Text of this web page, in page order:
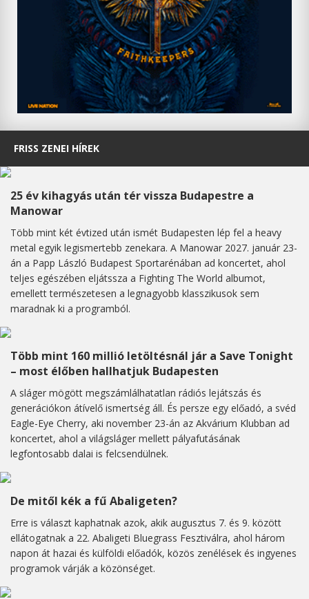
FRISS ZENEI HÍREK
25 év kihagyás után tér vissza Budapestre a
Manowar
Több mint két évtized után ismét Budapesten lép fel a heavy
metal egyik legismertebb zenekara. A Manowar 2027. január 23-
án a Papp László Budapest Sportarénában ad koncertet, ahol
teljes egészében eljátssza a Fighting The World albumot,
emellett természetesen a legnagyobb klasszikusok sem
maradnak ki a programból.
Több mint 160 millió letöltésnál jár a Save Tonight
– most élőben hallhatjuk Budapesten
A sláger mögött megszámlálhatatlan rádiós lejátszás és
generációkon átívelő ismertség áll. És persze egy előadó, a svéd
Eagle-Eye Cherry, aki november 23-án az Akvárium Klubban ad
koncertet, ahol a világsláger mellett pályafutásának
legfontosabb dalai is felcsendülnek.
De mitől kék a fű Abaligeten?
Erre is választ kaphatnak azok, akik augusztus 7. és 9. között
ellátogatnak a 22. Abaligeti Bluegrass Fesztiválra, ahol három
napon át hazai és külföldi előadók, közös zenélések és ingyenes
programok várják a közönséget.